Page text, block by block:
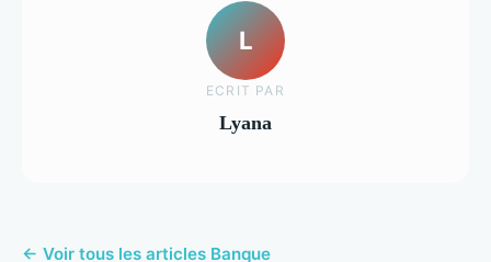
L
ECRIT PAR
Lyana
← Voir tous les articles Banque